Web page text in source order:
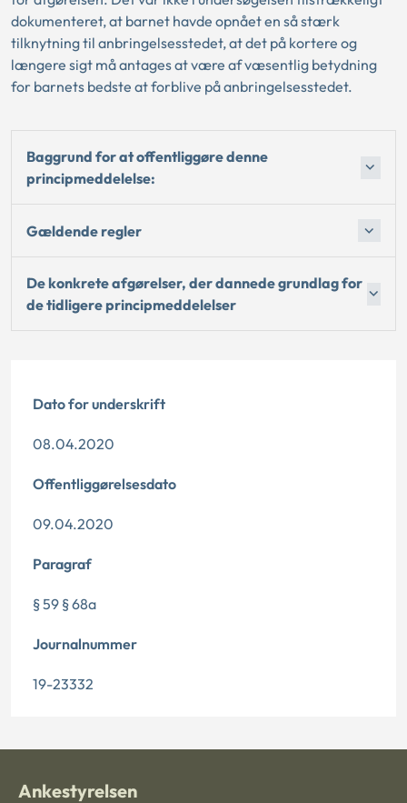
dokumenteret, at barnet havde opnået en så stærk
tilknytning til anbringelsesstedet, at det på kortere og
længere sigt må antages at være af væsentlig betydning
for barnets bedste at forblive på anbringelsesstedet.
Baggrund for at offentliggøre denne
principmeddelelse:
Gældende regler
De konkrete afgørelser, der dannede grundlag for
de tidligere principmeddelelser
Dato for underskrift
08.04.2020
Offentliggørelsesdato
09.04.2020
Paragraf
§ 59 § 68a
Journalnummer
19-23332
Ankestyrelsen